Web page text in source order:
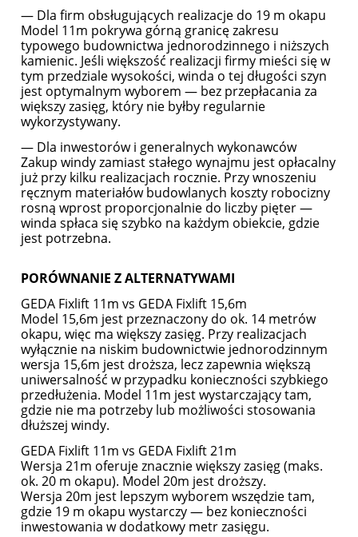
— Dla firm obsługujących realizacje do 19 m okapu
Model 11m pokrywa górną granicę zakresu
typowego budownictwa jednorodzinnego i niższych
kamienic. Jeśli większość realizacji firmy mieści się w
tym przedziale wysokości, winda o tej długości szyn
jest optymalnym wyborem — bez przepłacania za
większy zasięg, który nie byłby regularnie
wykorzystywany.
— Dla inwestorów i generalnych wykonawców
Zakup windy zamiast stałego wynajmu jest opłacalny
już przy kilku realizacjach rocznie. Przy wnoszeniu
ręcznym materiałów budowlanych koszty robocizny
rosną wprost proporcjonalnie do liczby pięter —
winda spłaca się szybko na każdym obiekcie, gdzie
jest potrzebna.
PORÓWNANIE Z ALTERNATYWAMI
GEDA Fixlift 11m vs GEDA Fixlift 15,6m
Model 15,6m jest przeznaczony do ok. 14 metrów
okapu, więc ma większy zasięg. Przy realizacjach
wyłącznie na niskim budownictwie jednorodzinnym
wersja 15,6m jest droższa, lecz zapewnia większą
uniwersalność w przypadku konieczności szybkiego
przedłużenia. Model 11m jest wystarczający tam,
gdzie nie ma potrzeby lub możliwości stosowania
dłuższej windy.
GEDA Fixlift 11m vs GEDA Fixlift 21m
Wersja 21m oferuje znacznie większy zasięg (maks.
ok. 20 m okapu). Model 20m jest droższy.
Wersja 20m jest lepszym wyborem wszędzie tam,
gdzie 19 m okapu wystarczy — bez konieczności
inwestowania w dodatkowy metr zasięgu.